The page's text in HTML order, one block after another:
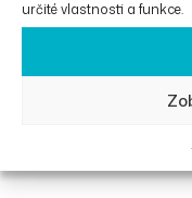
určité vlastnosti a funkce.